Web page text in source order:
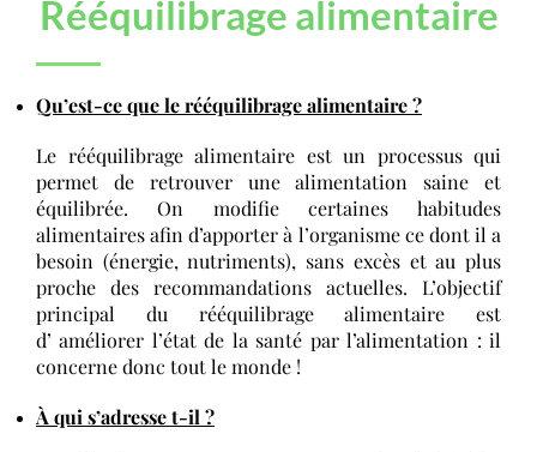
Rééquilibrage alimentaire
Qu’est-ce que le rééquilibrage alimentaire ?
Le rééquilibrage alimentaire est un processus qui
permet de retrouver une alimentation saine et
équilibrée.On modifie certaineshabitudes
alimentairesafin d’apporter à l’organisme ce dont il a
besoin (énergie, nutriments), sans excès et au plus
proche des recommandations actuelles. L’objectif
principal du rééquilibrage alimentaire est
d’ améliorer l’état de la santé par l’alimentation : il
concerne donc tout le monde !
À qui s’adresset-il?